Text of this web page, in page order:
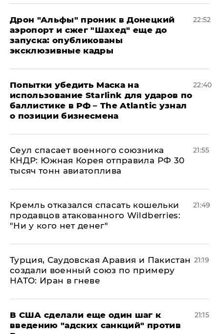
Дрон "Альфы" проник в Донецкий
аэропорт и сжег "Шахед" еще до
запуска: опубликованы
эксклюзивные кадры
22:52
Попытки убедить Маска на
использование Starlink для ударов по
баллистике в РФ – The Atlantic узнал
о позиции бизнесмена
22:40
​Сеул спасает военного союзника
КНДР: Южная Корея отправила РФ 30
тысяч тонн авиатоплива
21:55
Кремль отказался спасать кошельки
продавцов атакованного Wildberries:
"Ни у кого нет денег"
21:49
Турция, Саудовская Аравия и Пакистан
создали военный союз по примеру
НАТО: Иран в гневе
21:19
В США сделали еще один шаг к
введению "адских санкций" против
21:15